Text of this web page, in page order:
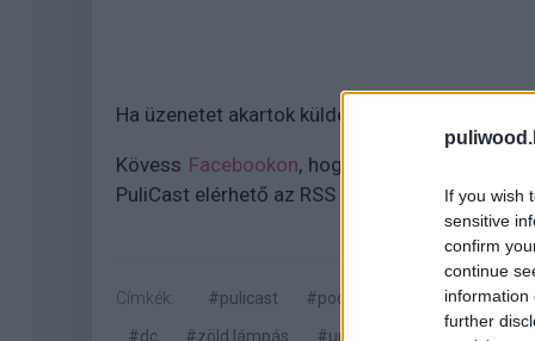
If you wish
sensitive
confirm
continue
information
further
Ha üzenetet akartok küldeni az adásba, akkor
Kövess Facebookon, hogy ne maradj le
PuliCast elérhető az RSS alapú podcast
Címkék: #pulicast #podcast #horror
#dc
#zöld lámpás #until dawn